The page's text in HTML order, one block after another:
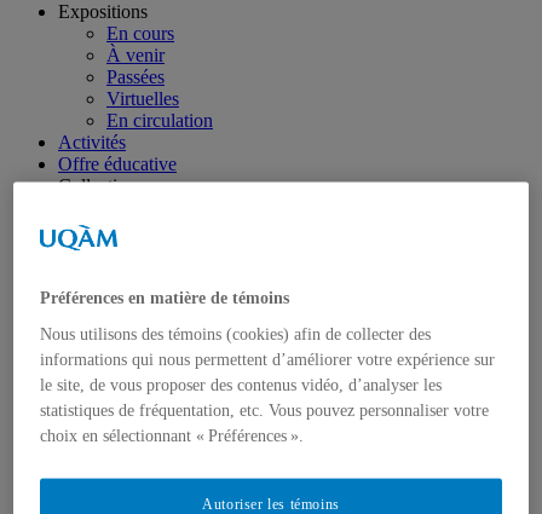
Expositions
En cours
À venir
Passées
Virtuelles
En circulation
Activités
Offre éducative
Collection
Collection spéciale : petite collection
À propos de la collection
Publications
À propos des publications
À propos des Éditions les petits carnets
Actualités
À propos
Accessibilité
Contact
Préférences en matière de témoins
Nous utilisons des témoins (cookies) afin de collecter des
informations qui nous permettent d’améliorer votre expérience sur
le site, de vous proposer des contenus vidéo, d’analyser les
statistiques de fréquentation, etc. Vous pouvez personnaliser votre
choix en sélectionnant « Préférences ».
Autoriser les témoins